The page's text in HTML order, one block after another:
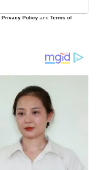
Privacy Policy and Terms of